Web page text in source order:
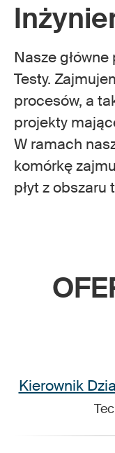
Nasze
Testy.
procesów, a
projekty
W ramach
komórkę
płyt z obszaru
Kierownik